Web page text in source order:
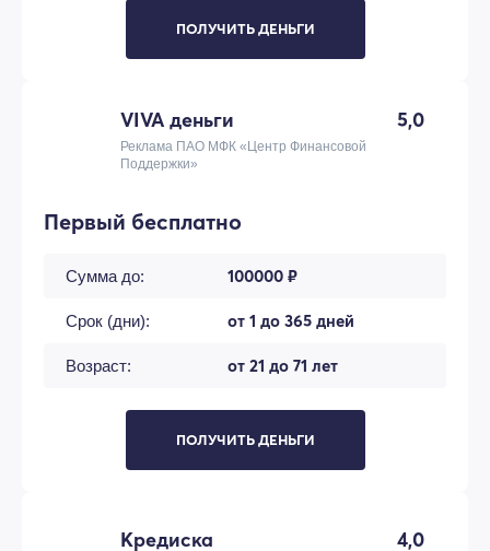
ПОЛУЧИТЬ ДЕНЬГИ
VIVA деньги 5,0
Реклама ПАО МФК «Центр Финансовой
Поддержки»
Первый бесплатно
Сумма до: 100000 ₽
Срок (дни): от 1 до 365 дней
Возраст: от 21 до 71 лет
ПОЛУЧИТЬ ДЕНЬГИ
Кредиска 4,0